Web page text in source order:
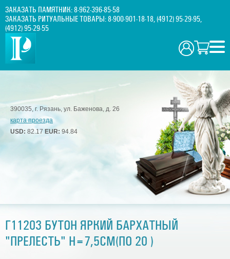
ЗАКАЗАТЬ ПАМЯТНИК:8-962-396-85-58
ЗАКАЗАТЬ РИТУАЛЬНЫЕ ТОВАРЫ:8-900-901-18-18,(4912) 95-29-95,
(4912) 95-29-55
390035, г. Рязань, ул. Баженова, д. 26
карта проезда
USD: 82.17 EUR: 94.84
Г11203 БУТОН ЯРКИЙ БАРХАТНЫЙ
"ПРЕЛЕСТЬ" H=7,5СМ(ПО 20 )